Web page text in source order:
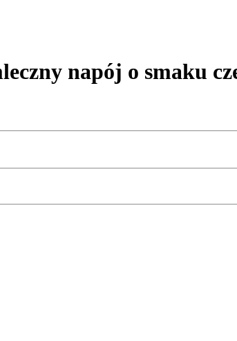
napój o smaku